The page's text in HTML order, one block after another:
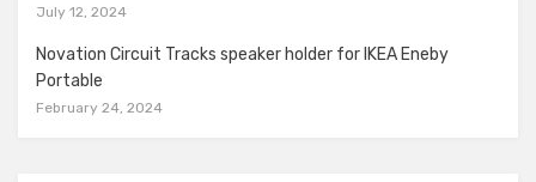
July 12, 2024
Novation Circuit Tracks speaker holder for IKEA Eneby
Portable
February 24, 2024